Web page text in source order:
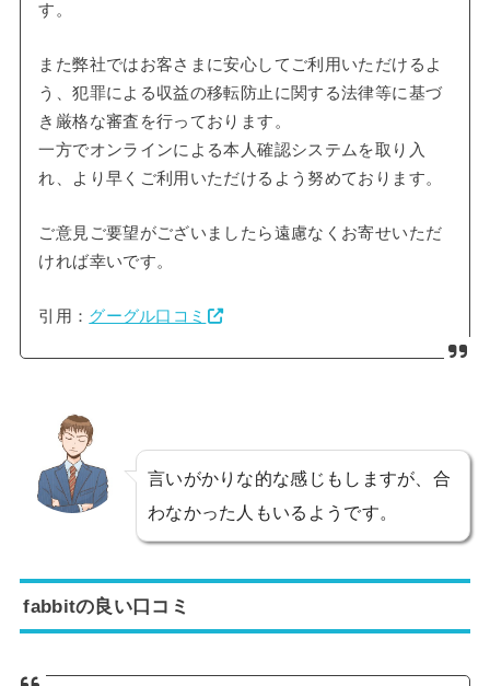
す。
また弊社ではお客さまに安心してご利用いただけるよ
う、犯罪による収益の移転防止に関する法律等に基づ
き厳格な審査を行っております。
一方でオンラインによる本人確認システムを取り入
れ、より早くご利用いただけるよう努めております。
ご意見ご要望がございましたら遠慮なくお寄せいただ
ければ幸いです。
引用： グーグル口コミ
言いがかりな的な感じもしますが、合
わなかった人もいるようです。
fabbitの良い口コミ